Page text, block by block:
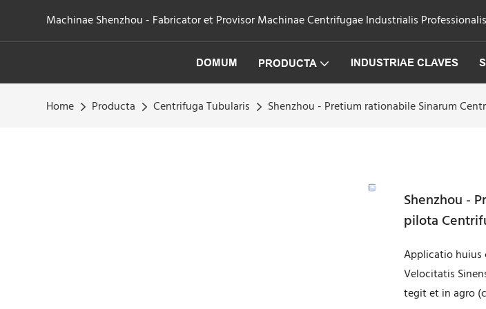
Machinae Shenzhou - Fabricator et Provisor Machinae Centrifugae Industrialis
DOMUM PRODUCTA INDUSTRIAE CLAVES
Home Producta Centrifuga Tubularis Shenzhou - Pretium rationabile Sinarum
Shenzhou -
pilota
Applicatio huius
Velocitatis
tegit et in agro